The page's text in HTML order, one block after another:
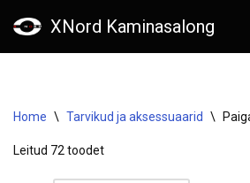
XNord Kaminasalong
Home \ Tarvikud ja aksessuaarid \
Leitud 72 toodet